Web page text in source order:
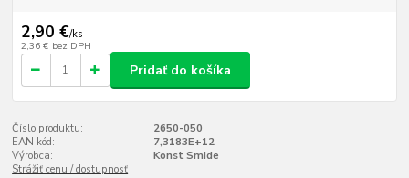
2,90 €/ks
2,36 € bez DPH
Pridať do košíka
Číslo produktu:
2650-050
EAN kód:
7,3183E+12
Výrobca:
Konst Smide
Strážiť cenu / dostupnosť